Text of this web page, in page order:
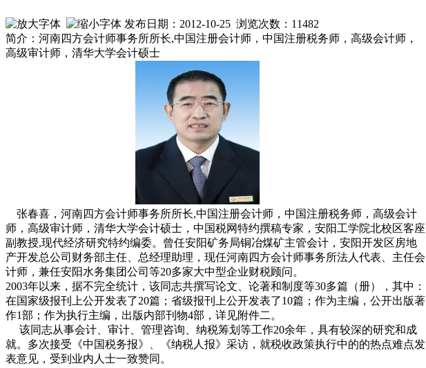
发布日期：2012-10-25 浏览次数： 11482
简介：河南四方会计师事务所所长,中国注册会计师，中国注册税务师，高级会计师，
高级审计师，清华大学会计硕士
张春喜，河南四方会计师事务所所长,中国注册会计师，中国注册税务师，高级会计
师，高级审计师，清华大学会计硕士，中国税网特约撰稿专家，安阳工学院北校区客座
副教授,现代经济研究特约编委。曾任安阳矿务局铜冶煤矿主管会计，安阳开发区房地
产开发总公司财务部主任、总经理助理，现任河南四方会计师事务所法人代表、主任会
计师，兼任安阳水务集团公司等20多家大中型企业财税顾问。
2003年以来，据不完全统计，该同志共撰写论文、论著和制度等30多篇（册），其中：
在国家级报刊上公开发表了20篇；省级报刊上公开发表了10篇；作为主编，公开出版著
作1部；作为执行主编，出版内部刊物4部，详见附件二。
该同志从事会计、审计、管理咨询、纳税筹划等工作20余年，具有较深的研究和成
就。多次接受《中国税务报》、《纳税人报》采访，就税收政策执行中的的热点难点发
表意见，受到业内人士一致赞同。